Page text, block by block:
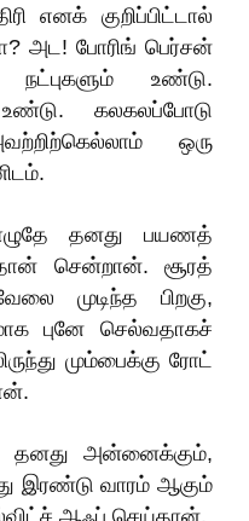
எனக் குறிப்பிட்டால்
அட! போரிங் பெர்சன்
உண்டு.
கலகலப்போடு
ஒரு
தனது பயணத்
தான்‌ சென்றான். சூரத்
முடிந்த பிறகு,
புனே செல்வதாகச்
மும்பைக்கு ரோட்
தனது அன்னைக்கும்,
இரண்டு வாரம் ஆகும்
ஆஃப் செய்தான்.